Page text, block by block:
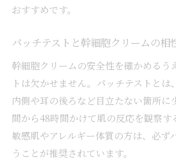
おすすめです。
パッチテストと幹細胞クリームの相
幹細胞クリームの安全性を確かめるう
トは欠かせません。パッチテストとは
内側や耳の後ろなど目立たない箇所に
間から48時間かけて肌の反応を観察す
敏感肌やアレルギー体質の方は、必ず
うことが推奨されています。